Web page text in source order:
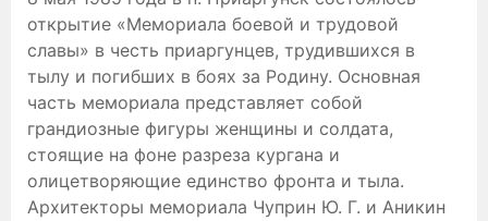
открытие «Мемориала боевой и трудовой
славы» в честь приаргунцев, трудившихся в
тылу и погибших в боях за Родину. Основная
часть мемориала представляет собой
грандиозные фигуры женщины и солдата,
стоящие на фоне разреза кургана и
олицетворяющие единство фронта и тыла.
Архитекторы мемориала Чуприн Ю. Г. и Аникин